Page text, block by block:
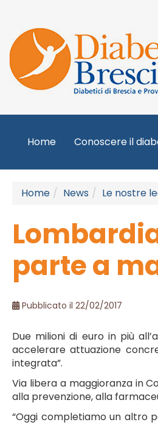
Home Conoscere il
Home News Le nostre
parte a
Pubblicato il 22/02/2017
Due milioni di euro in più
accelerare attuazione
integrata”.
Via libera a maggioranza in
alla prevenzione, alla
“Oggi completiamo un altro